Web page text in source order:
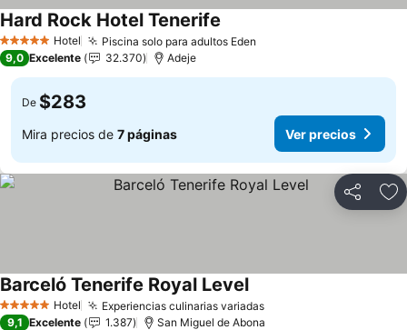
5 Estrellas Hotel Piscina solo para adultos Eden
Hard Rock Hotel Tenerife
9,0 Excelente 32.370 Adeje
De $283
Mira precios de 7 páginas Ver precios
Compartir
5 Estrellas Hotel Experiencias culinarias variadasVer precios
Barceló Tenerife Royal LevelVer precios
9,1 Excelente 1.387 San Miguel de Abona